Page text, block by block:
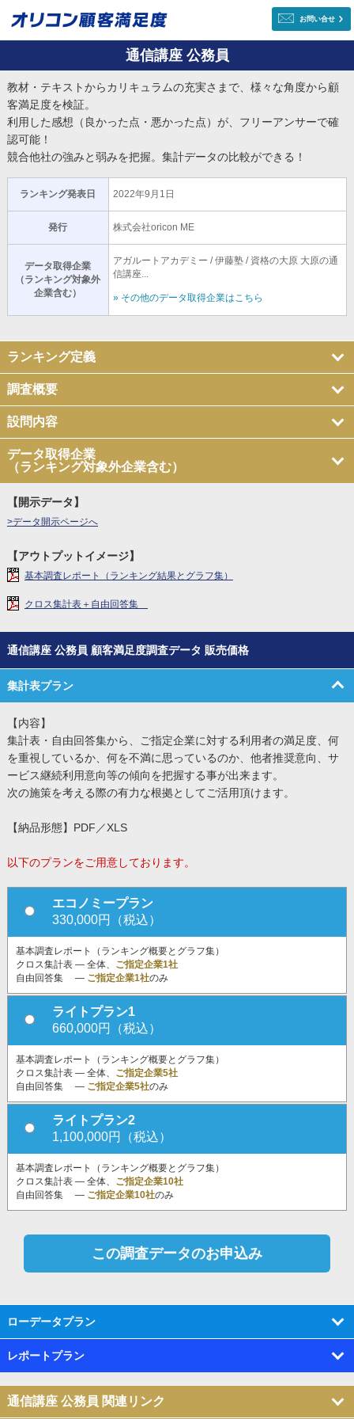
お問い合せ
通信講座 公務員
教材・テキストからカリキュラムの充実さまで、様々な角度から顧
客満足度を検証。
利用した感想（良かった点・悪かった点）が、フリーアンサーで確
認可能！
競合他社の強みと弱みを把握。集計データの比較ができる！
ランキング発表日 2022年9月1日
発行 株式会社oricon ME
データ取得企業
（ランキング対象外
企業含む）
アガルートアカデミー / 伊藤塾 / 資格の大原 大原の通
信講座...
» その他のデータ取得企業はこちら
ランキング定義
調査概要
設問内容
データ取得企業
（ランキング対象外企業含む）
【開示データ】
>データ開示ページへ
【アウトプットイメージ】
基本調査レポート（ランキング結果とグラフ集）
クロス集計表＋自由回答集
通信講座 公務員 顧客満足度調査データ 販売価格
集計表プラン
【内容】
集計表・自由回答集から、ご指定企業に対する利用者の満足度、何
を重視しているか、何を不満に思っているのか、他者推奨意向、サ
ービス継続利用意向等の傾向を把握する事が出来ます。
次の施策を考える際の有力な根拠としてご活用頂けます。
【納品形態】PDF／XLS
以下のプランをご用意しております。
エコノミープラン
330,000円（税込）
基本調査レポート（ランキング概要とグラフ集）
クロス集計表 ― 全体、 ご指定企業1社
自由回答集 ― ご指定企業1社のみ
ライトプラン1
660,000円（税込）
基本調査レポート（ランキング概要とグラフ集）
クロス集計表 ― 全体、 ご指定企業5社
自由回答集 ― ご指定企業5社のみ
ライトプラン2
1,100,000円（税込）
基本調査レポート（ランキング概要とグラフ集）
クロス集計表 ― 全体、 ご指定企業10社
自由回答集 ― ご指定企業10社のみ
ローデータプラン
レポートプラン
通信講座 公務員 関連リンク